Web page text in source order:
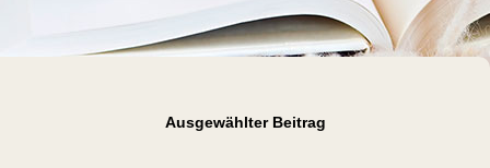
Ausgewählter Beitrag